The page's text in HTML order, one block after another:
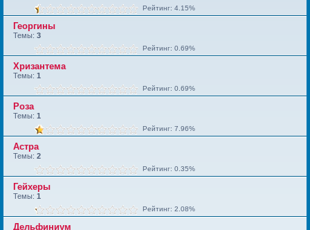
Рейтинг: 4.15%
Георгины
Темы: 3
Рейтинг: 0.69%
Хризантема
Темы: 1
Рейтинг: 0.69%
Роза
Темы: 1
Рейтинг: 7.96%
Астра
Темы: 2
Рейтинг: 0.35%
Гейхеры
Темы: 1
Рейтинг: 2.08%
Дельфиниум